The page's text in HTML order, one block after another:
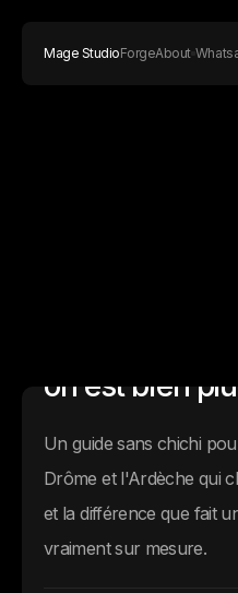
Mage StudioForgeAbout
on est bien
Un guide sans chichi
Drôme et l'Ardèche qui
et la différence que fait
vraiment sur mesure.